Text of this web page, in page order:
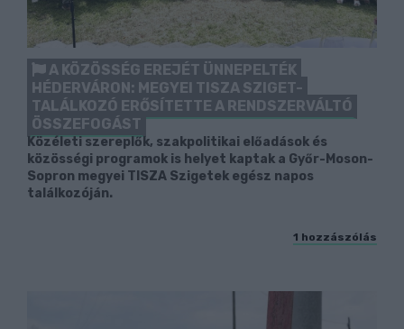
A KÖZÖSSÉG EREJÉT ÜNNEPELTÉK
HÉDERVÁRON: MEGYEI TISZA SZIGET-
TALÁLKOZÓ ERŐSÍTETTE A RENDSZERVÁLTÓ
ÖSSZEFOGÁST
Közéleti szereplők, szakpolitikai előadások és
közösségi programok is helyet kaptak a Győr-Moson-
Sopron megyei TISZA Szigetek egész napos
találkozóján.
1 hozzászólás